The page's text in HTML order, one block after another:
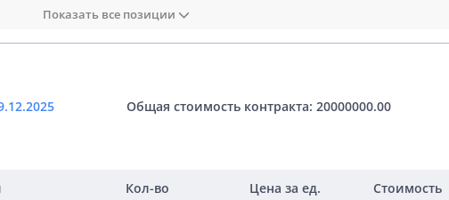
Показать все позиции
Общая стоимость контракта: 20000000.00
Кол-во Цена за ед. Стоимость